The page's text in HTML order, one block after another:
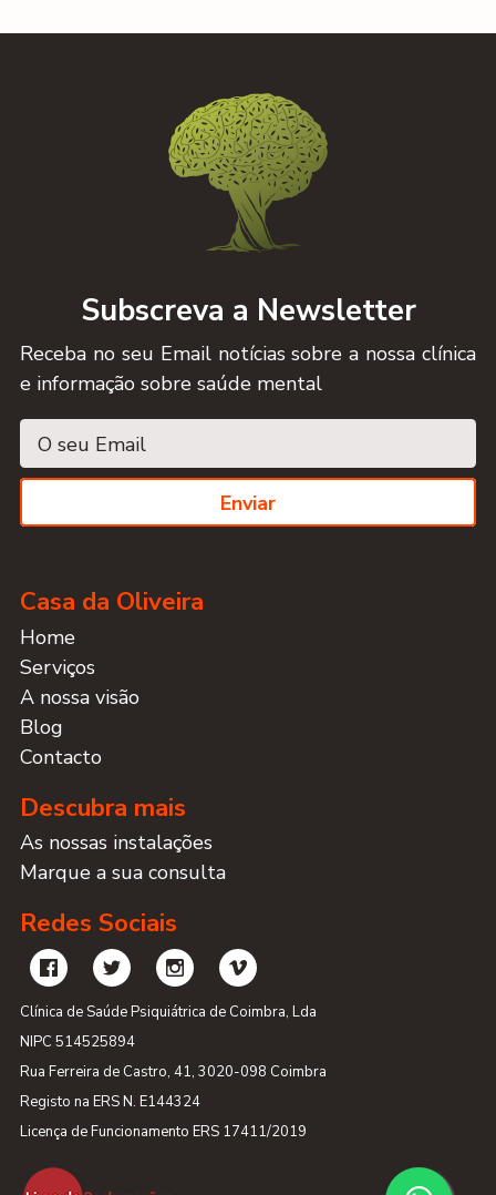
Subscreva a Newsletter
Receba no seu Email notícias sobre a nossa clínica
e informação sobre saúde mental
Enviar
Casa da Oliveira
Home
Serviços
A nossa visão
Blog
Contacto
Descubra mais
As nossas instalações
Marque a sua consulta
Redes Sociais
Clínica de Saúde Psiquiátrica de Coimbra, Lda
NIPC 514525894
Rua Ferreira de Castro, 41, 3020-098 Coimbra
Registo na ERS N. E144324
Licença de Funcionamento ERS 17411/2019